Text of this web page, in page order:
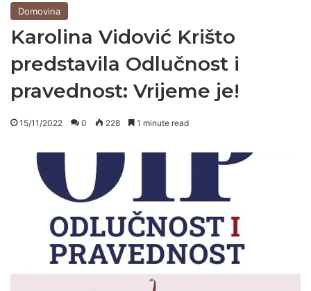
Domovina
Karolina Vidović Krišto
predstavila Odlučnost i
pravednost: Vrijeme je!
15/11/2022 0 228 1 minute read